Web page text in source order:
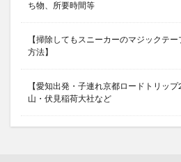
ち物、所要時間等
【掃除してもスニーカーのマジックテ
方法】
【愛知出発・子連れ京都ロードトリッ
山・伏見稲荷大社など